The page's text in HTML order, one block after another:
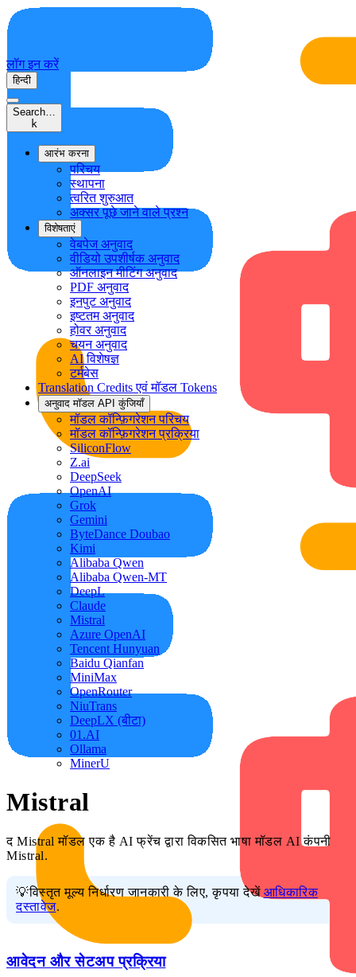
लॉग इन करें
हिन्दी
Search…
k
आरंभ करना
परिचय
स्थापना
त्वरित शुरुआत
अक्सर पूछे जाने वाले प्रश्न
विशेषताएं
वेबपेज अनुवाद
वीडियो उपशीर्षक अनुवाद
ऑनलाइन मीटिंग अनुवाद
PDF अनुवाद
इनपुट अनुवाद
इष्टतम अनुवाद
होवर अनुवाद
चयन अनुवाद
AI विशेषज्ञ
टर्मबेस
Translation Credits एवं मॉडल Tokens
अनुवाद मॉडल API कुंजियाँ
मॉडल कॉन्फ़िगरेशन परिचय
मॉडल कॉन्फ़िगरेशन प्रक्रिया
SiliconFlow
Z.ai
DeepSeek
OpenAI
Grok
Gemini
ByteDance Doubao
Kimi
Alibaba Qwen
Alibaba Qwen-MT
DeepL
Claude
Mistral
Azure OpenAI
Tencent Hunyuan
Baidu Qianfan
MiniMax
OpenRouter
NiuTrans
DeepLX (बीटा)
01.AI
Ollama
MinerU
Mistral
द Mistral मॉडल एक है AI फ्रेंच द्वारा विकसित भाषा मॉडल AI कंपनी
Mistral.
💡विस्तृत मूल्य निर्धारण जानकारी के लिए, कृपया देखें आधिकारिक
दस्तावेज.
आवेदन और सेटअप प्रक्रिया